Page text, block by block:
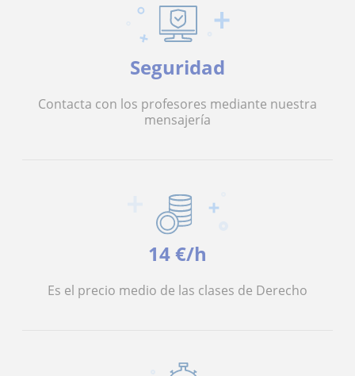
Seguridad
Contacta con los profesores mediante nuestra
mensajería
14 €/h
Es el precio medio de las clases de Derecho